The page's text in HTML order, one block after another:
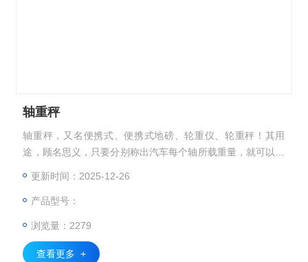
轴重秤
轴重秤，又名便携式、便携式地磅、轮重仪、轮重秤！其用
途，顾名思义，只要分别称出汽车每个轴所载重量，就可以计
更新时间：2025-12-26
产品型号：
浏览量：2279
查看更多 +